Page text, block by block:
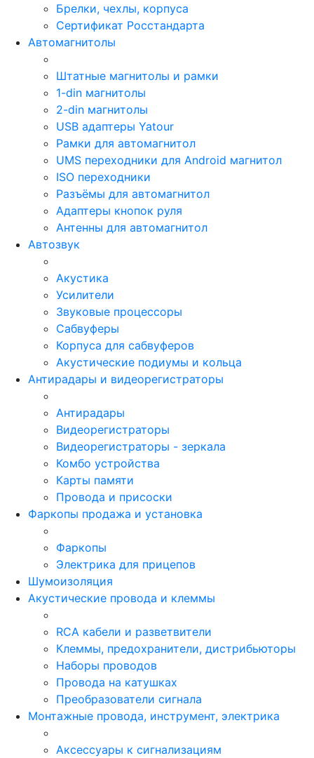
Брелки, чехлы, корпуса
Сертификат Росстандарта
Автомагнитолы
Штатные магнитолы и рамки
1-din магнитолы
2-din магнитолы
USB адаптеры Yatour
Рамки для автомагнитол
UMS переходники для Android магнитол
ISO переходники
Разъёмы для автомагнитол
Адаптеры кнопок руля
Антенны для автомагнитол
Автозвук
Акустика
Усилители
Звуковые процессоры
Сабвуферы
Корпуса для сабвуферов
Акустические подиумы и кольца
Антирадары и видеорегистраторы
Антирадары
Видеорегистраторы
Видеорегистраторы - зеркала
Комбо устройства
Карты памяти
Провода и присоски
Фаркопы продажа и установка
Фаркопы
Электрика для прицепов
Шумоизоляция
Акустические провода и клеммы
RCA кабели и разветвители
Клеммы, предохранители, дистрибьюторы
Наборы проводов
Провода на катушках
Преобразователи сигнала
Монтажные провода, инструмент, электрика
Аксессуары к сигнализациям